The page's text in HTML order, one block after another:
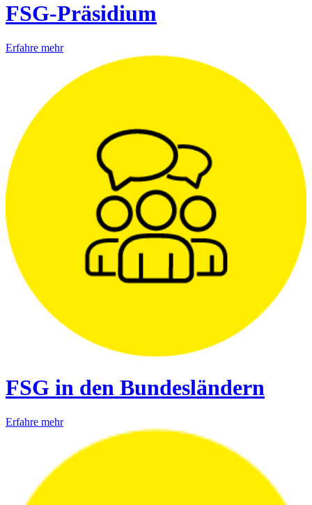
FSG-Präsidium
Erfahre mehr
FSG in den Bundesländern
Erfahre mehr